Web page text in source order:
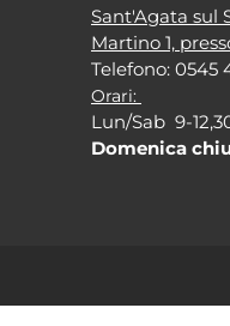
Sant'Agata sul
Martino 1,
Telefono: 0545
Orari:
Lun/Sab 9-
Domenica